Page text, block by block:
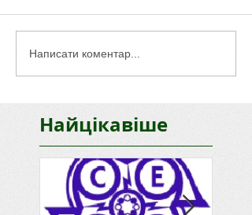
Написати коментар...
Найцікавіше